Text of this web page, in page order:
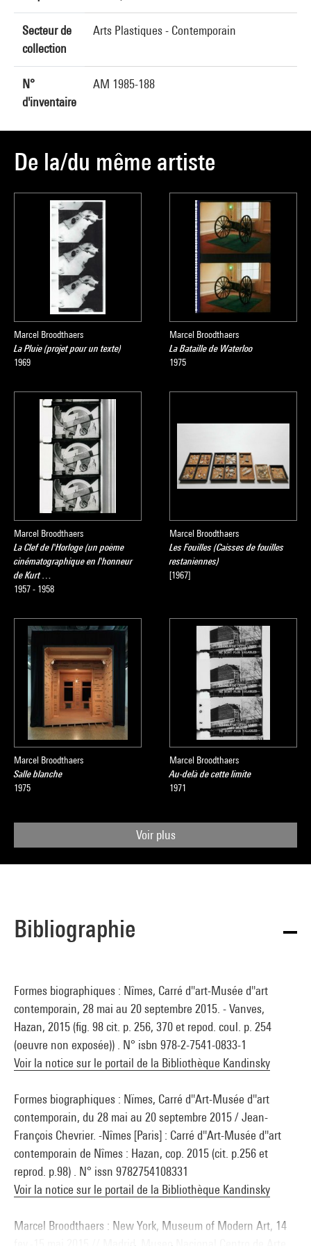
Secteur de
collection
Arts Plastiques - Contemporain
N°
d'inventaire
AM 1985-188
De la/du même artiste
Marcel Broodthaers
La Pluie (projet pour un texte)
1969
Marcel Broodthaers
La Bataille de Waterloo
1975
Marcel Broodthaers
La Clef de l'Horloge (un poème
cinématographique en l'honneur
de Kurt …
1957 - 1958
Marcel Broodthaers
Les Fouilles (Caisses de fouilles
restaniennes)
[1967]
Marcel Broodthaers
Salle blanche
1975
Marcel Broodthaers
Au-delà de cette limite
1971
Voir plus
Bibliographie
Formes biographiques : Nîmes, Carré d''art-Musée d''art
contemporain, 28 mai au 20 septembre 2015. - Vanves,
Hazan, 2015 (fig. 98 cit. p. 256, 370 et repod. coul. p. 254
(oeuvre non exposée)) . N° isbn 978-2-7541-0833-1
Voir la notice sur le portail de la Bibliothèque Kandinsky
Formes biographiques : Nïmes, Carré d''Art-Musée d''art
contemporain, du 28 mai au 20 septembre 2015 / Jean-
François Chevrier. -Nîmes [Paris] : Carré d''Art-Musée d''art
contemporain de Nîmes : Hazan, cop. 2015 (cit. p.256 et
reprod. p.98) . N° issn 9782754108331
Voir la notice sur le portail de la Bibliothèque Kandinsky
Marcel Broodthaers : New York, Museum of Modern Art, 14